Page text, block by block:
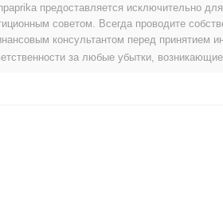
вырос на0.00%, отставая
временное отставание в ценовом
предоставляется исключительно
советом. Всегда проводите
консультантом перед принятием
за любые убытки,